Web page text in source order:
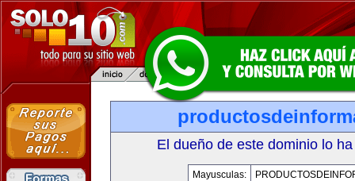
El dueño de este dominio lo
Mayusculas: